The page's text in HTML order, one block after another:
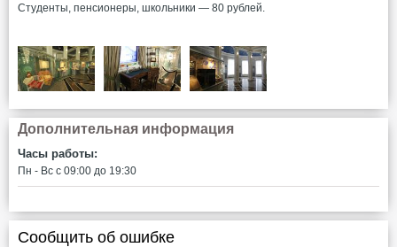
Студенты, пенсионеры, школьники — 80 рублей.
Дополнительная информация
Часы работы:
Пн - Вс c 09:00 до 19:30
Сообщить об ошибке